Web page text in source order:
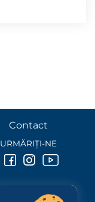
Contact
URMĂRIȚI-NE